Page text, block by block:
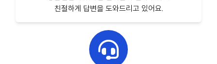
친절하게 답변을 도와드리고 있어요.